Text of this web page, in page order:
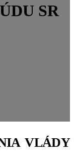
SR
VLÁDY